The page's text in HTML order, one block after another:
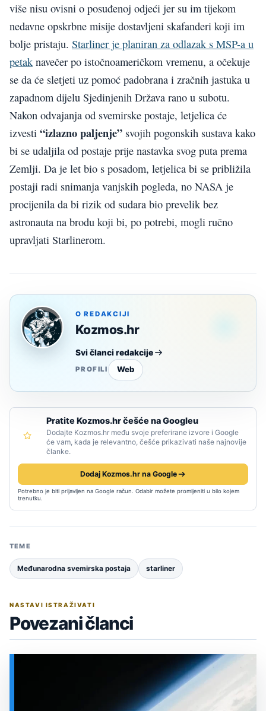
više nisu ovisni o posuđenoj odjeći jer su im tijekom
nedavne opskrbne misije dostavljeni skafanderi koji im
bolje pristaju. Starliner je planiran za odlazak s MSP-a u
petak navečer po istočnoameričkom vremenu, a očekuje
se da će sletjeti uz pomoć padobrana i zračnih jastuka u
zapadnom dijelu Sjedinjenih Država rano u subotu.
Nakon odvajanja od svemirske postaje, letjelica će
izvesti “izlazno paljenje” svojih pogonskih sustava kako
bi se udaljila od postaje prije nastavka svog puta prema
Zemlji. Da je let bio s posadom, letjelica bi se približila
postaji radi snimanja vanjskih pogleda, no NASA je
procijenila da bi rizik od sudara bio prevelik bez
astronauta na brodu koji bi, po potrebi, mogli ručno
upravljati Starlinerom.
O REDAKCIJI
Kozmos.hr
Svi članci redakcije
PROFILI Web
Pratite Kozmos.hr češće na Googleu
Dodajte Kozmos.hr među svoje preferirane izvore i Google
će vam, kada je relevantno, češće prikazivati naše najnovije
članke.
Dodaj Kozmos.hr na Google
Potrebno je biti prijavljen na Google račun. Odabir možete promijeniti u bilo kojem
trenutku.
TEME
Međunarodna svemirska postaja starliner
NASTAVI ISTRAŽIVATI
Povezani članci